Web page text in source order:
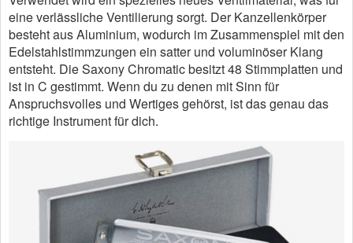
eine verlässliche Ventilierung sorgt. Der Kanzellenkörper
besteht aus Aluminium, wodurch im Zusammenspiel mit den
Edelstahlstimmzungen ein satter und voluminöser Klang
entsteht. Die Saxony Chromatic besitzt 48 Stimmplatten und
ist in C gestimmt. Wenn du zu denen mit Sinn für
Anspruchsvolles und Wertiges gehörst, ist das genau das
richtige Instrument für dich.